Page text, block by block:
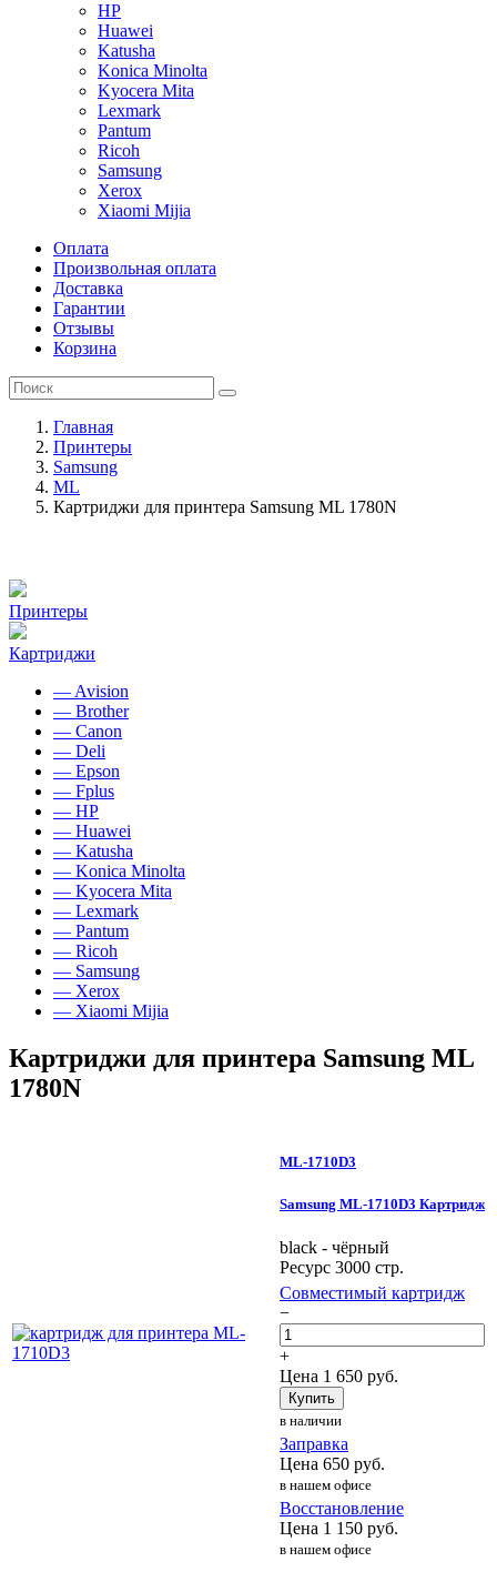
HP
Huawei
Katusha
Konica Minolta
Kyocera Mita
Lexmark
Pantum
Ricoh
Samsung
Xerox
Xiaomi Mijia
Оплата
Произвольная оплата
Доставка
Гарантии
Отзывы
Корзина
Главная
Принтеры
Samsung
ML
Картриджи для принтера Samsung ML 1780N
Принтеры
Картриджи
— Avision
— Brother
— Canon
— Deli
— Epson
— Fplus
— HP
— Huawei
— Katusha
— Konica Minolta
— Kyocera Mita
— Lexmark
— Pantum
— Ricoh
— Samsung
— Xerox
— Xiaomi Mijia
Картриджи для принтера Samsung ML
1780N
ML-1710D3
Samsung ML-1710D3 Картридж
black - чёрный
Ресурс 3000 стр.
Совместимый картридж
−
+
Цена 1 650 руб.
Купить
в наличии
Заправка
Цена 650 руб.
в нашем офисе
Восстановление
Цена 1 150 руб.
в нашем офисе